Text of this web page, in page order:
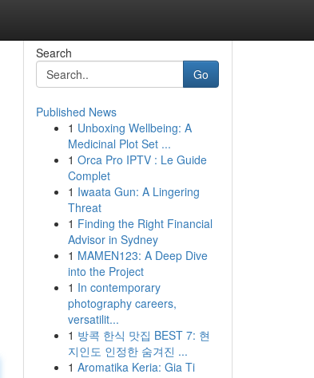
Search
Go
Published News
1 Unboxing Wellbeing: A
Medicinal Plot Set ...
1 Orca Pro IPTV : Le Guide
Complet
1 Iwaata Gun: A Lingering
Threat
1 Finding the Right Financial
Advisor in Sydney
1 MAMEN123: A Deep Dive
into the Project
1 In contemporary
photography careers,
versatilit...
1 방콕 한식 맛집 BEST 7: 현
지인도 인정한 숨겨진 ...
1 Aromatika Keria: Gia Ti